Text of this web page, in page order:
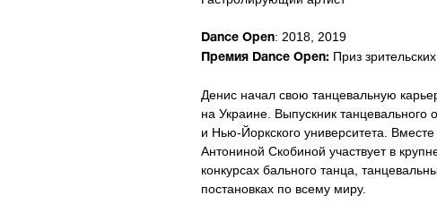
Dance Open: 2018, 2019
Премия Dance Open: Приз
Денис начал свою танцевальную
на Украине. Выпускник
и Нью-Йоркского университета.
Антониной Скобиной участвует в
конкурсах бального танца,
постановках по всему миру.